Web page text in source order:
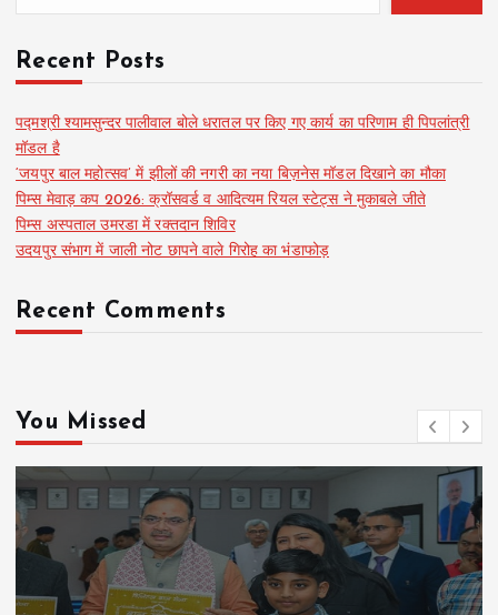
Recent Posts
पद्मश्री श्यामसुन्दर पालीवाल बोले धरातल पर किए गए कार्य का परिणाम ही पिपलांत्री
मॉडल है
‘जयपुर बाल महोत्सव’ में झीलों की नगरी का नया बिज़नेस मॉडल दिखाने का मौका
पिम्स मेवाड़ कप 2026: क्रॉसवर्ड व आदित्यम रियल स्टेट्स ने मुकाबले जीते
पिम्स अस्पताल उमरडा में रक्तदान शिविर
उदयपुर संभाग में जाली नोट छापने वाले गिरोह का भंडाफोड़
Recent Comments
You Missed